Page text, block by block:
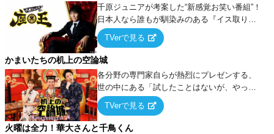
千原ジュニアが考案した“新感覚お笑い番組”！
日本人なら誰もが馴染みのある『イス取りゲ
ーム』をベースに、大喜利・ギャグ・モノボ
ケ・歌…など様々なお題で芸人がショートネ
タを競い合う！
TVerで見る
かまいたちの机上の空論城
各分野の専門家自らが熱烈にプレゼンする、
世の中にある「試したことはないが、やって
みたらこうなる！…ハズ」という“机上の空
論”に若手芸人らがカラダを張って挑む！
TVerで見る
火曜は全力！華大さんと千鳥くん